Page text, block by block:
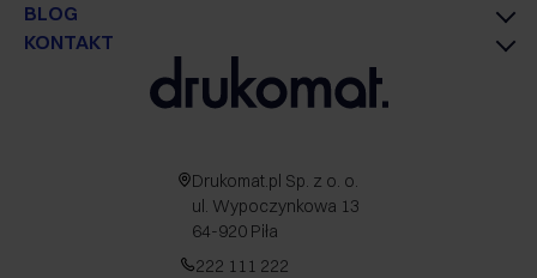
BLOG
KONTAKT
Drukomat.pl Sp. z o. o.
ul. Wypoczynkowa 13
64-920 Piła
222 111 222